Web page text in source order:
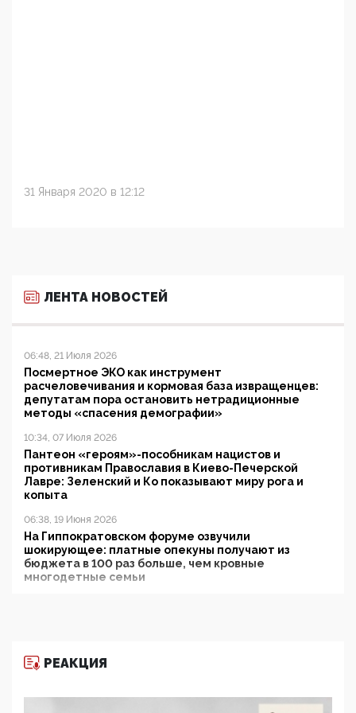
31 Января 2020 в 12:12
ЛЕНТА НОВОСТЕЙ
06:48, 21 Июля 2026
Посмертное ЭКО как инструмент
расчеловечивания и кормовая база извращенцев:
депутатам пора остановить нетрадиционные
методы «спасения демографии»
10:34, 07 Июля 2026
Пантеон «героям»-пособникам нацистов и
противникам Православия в Киево-Печерской
Лавре: Зеленский и Ко показывают миру рога и
копыта
06:38, 19 Июня 2026
На Гиппократовском форуме озвучили
шокирующее: платные опекуны получают из
бюджета в 100 раз больше, чем кровные
многодетные семьи
11:53, 09 Июня 2026
деятельность ИИТО ЮНЕСКО в России, но
РЕАКЦИЯ